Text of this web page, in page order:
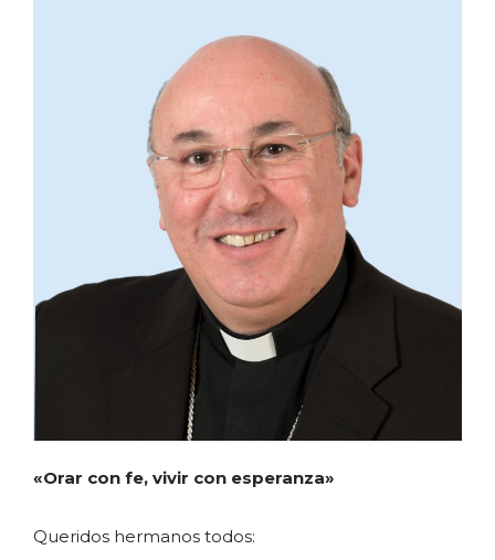
«Orar con fe, vivir con esperanza»
Queridos hermanos todos: